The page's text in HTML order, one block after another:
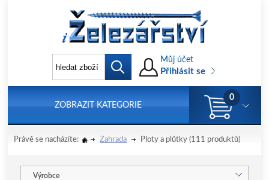
Můj účet
Přihlásit se
ZOBRAZIT KATEGORIE
0
Právě se nacházíte: Zahrada Ploty a plůtky (111 produktů)
Výrobce